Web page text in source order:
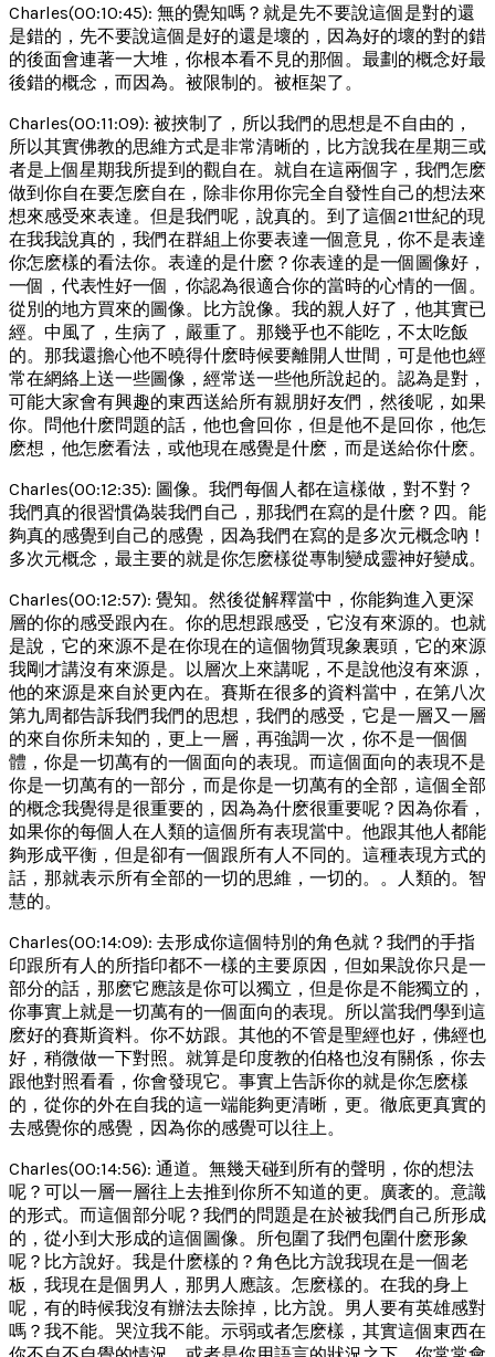
Charles(00:10:45): 無的覺知嗎？就是先不要說這個是對的還
是錯的，先不要說這個是好的還是壞的，因為好的壞的對的錯
的後面會連著一大堆，你根本看不見的那個。最劃的概念好最
後錯的概念，而因為。被限制的。被框架了。
Charles(00:11:09): 被挾制了，所以我們的思想是不自由的，
所以其實佛教的思維方式是非常清晰的，比方說我在星期三或
者是上個星期我所提到的觀自在。就自在這兩個字，我們怎麽
做到你自在要怎麽自在，除非你用你完全自發性自己的想法來
想來感受來表達。但是我們呢，說真的。到了這個21世紀的現
在我我說真的，我們在群組上你要表達一個意見，你不是表達
你怎麽樣的看法你。表達的是什麽？你表達的是一個圖像好，
一個，代表性好一個，你認為很適合你的當時的心情的一個。
從別的地方買來的圖像。比方說像。我的親人好了，他其實已
經。中風了，生病了，嚴重了。那幾乎也不能吃，不太吃飯
的。那我還擔心他不曉得什麽時候要離開人世間，可是他也經
常在網絡上送一些圖像，經常送一些他所說起的。認為是對，
可能大家會有興趣的東西送給所有親朋好友們，然後呢，如果
你。問他什麽問題的話，他也會回你，但是他不是回你，他怎
麽想，他怎麽看法，或他現在感覺是什麽，而是送給你什麽。
Charles(00:12:35): 圖像。我們每個人都在這樣做，對不對？
我們真的很習慣偽裝我們自己，那我們在寫的是什麽？四。能
夠真的感覺到自己的感覺，因為我們在寫的是多次元概念吶！
多次元概念，最主要的就是你怎麽樣從專制變成靈神好變成。
Charles(00:12:57): 覺知。然後從解釋當中，你能夠進入更深
層的你的感受跟內在。你的思想跟感受，它沒有來源的。也就
是說，它的來源不是在你現在的這個物質現象裏頭，它的來源
我剛才講沒有來源是。以層次上來講呢，不是說他沒有來源，
他的來源是來自於更內在。賽斯在很多的資料當中，在第八次
第九周都告訴我們我們的思想，我們的感受，它是一層又一層
的來自你所未知的，更上一層，再強調一次，你不是一個個
體，你是一切萬有的一個面向的表現。而這個面向的表現不是
你是一切萬有的一部分，而是你是一切萬有的全部，這個全部
的概念我覺得是很重要的，因為為什麽很重要呢？因為你看，
如果你的每個人在人類的這個所有表現當中。他跟其他人都能
夠形成平衡，但是卻有一個跟所有人不同的。這種表現方式的
話，那就表示所有全部的一切的思維，一切的。。人類的。智
慧的。
Charles(00:14:09): 去形成你這個特別的角色就？我們的手指
印跟所有人的所指印都不一樣的主要原因，但如果說你只是一
部分的話，那麽它應該是你可以獨立，但是你是不能獨立的，
你事實上就是一切萬有的一個面向的表現。所以當我們學到這
麽好的賽斯資料。你不妨跟。其他的不管是聖經也好，佛經也
好，稍微做一下對照。就算是印度教的伯格也沒有關係，你去
跟他對照看看，你會發現它。事實上告訴你的就是你怎麽樣
的，從你的外在自我的這一端能夠更清晰，更。徹底更真實的
去感覺你的感覺，因為你的感覺可以往上。
Charles(00:14:56): 通道。無幾天碰到所有的聲明，你的想法
呢？可以一層一層往上去推到你所不知道的更。廣袤的。意識
的形式。而這個部分呢？我們的問題是在於被我們自己所形成
的，從小到大形成的這個圖像。所包圍了我們包圍什麽形象
呢？比方說好。我是什麽樣的？角色比方說我現在是一個老
板，我現在是個男人，那男人應該。怎麽樣的。在我的身上
呢，有的時候我沒有辦法去除掉，比方說。男人要有英雄感對
嗎？我不能。哭泣我不能。示弱或者怎麽樣，其實這個東西在